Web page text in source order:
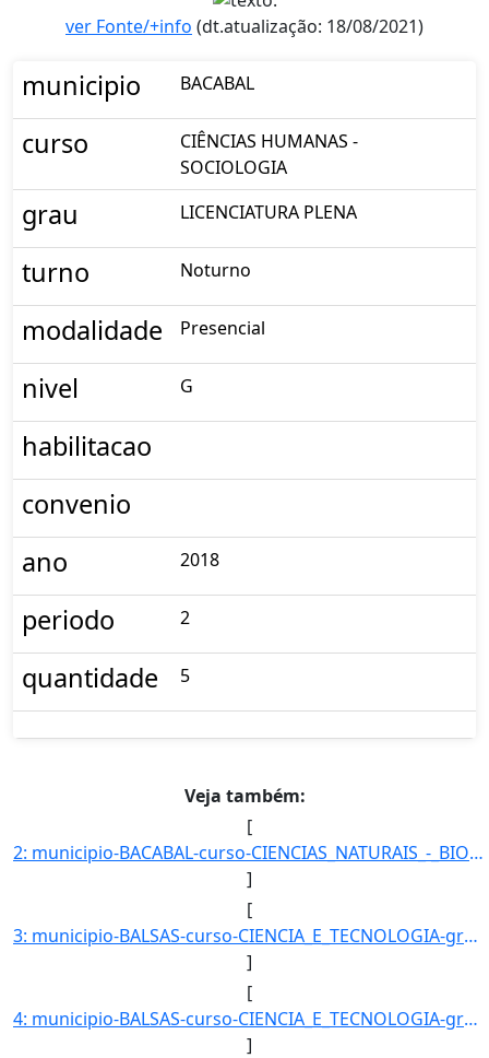
ver Fonte/+info (dt.atualização: 18/08/2021)
municipio BACABAL
curso
CIÊNCIAS HUMANAS -
SOCIOLOGIA
grau LICENCIATURA PLENA
turno Noturno
modalidade Presencial
nivel G
habilitacao
convenio
ano
2018
periodo 2
quantidade 5
Veja também:
[
2: municipio-BACABAL-curso-CIENCIAS_NATURAIS_-_BIOLOGIA-grau-LICENCIATURA_PLENA-turno-Noturno-modalidad]
]
[
3: municipio-BALSAS-curso-CIENCIA_E_TECNOLOGIA-grau-BACHARELADO-turno-Matutino-modalidade-Presencial-ni]
]
[
4: municipio-BALSAS-curso-CIENCIA_E_TECNOLOGIA-grau-BACHARELADO-turno-Noturno-modalidade-Presencial-niv]
]